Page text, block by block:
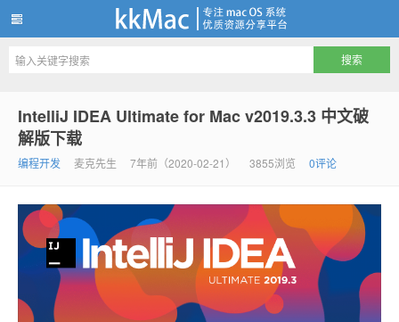
IntelliJ IDEA Ultimate for Mac v2019.3.3 中文破
解版下载
编程开发 麦克先生 7年前（2020-02-21） 3855浏览 0评论